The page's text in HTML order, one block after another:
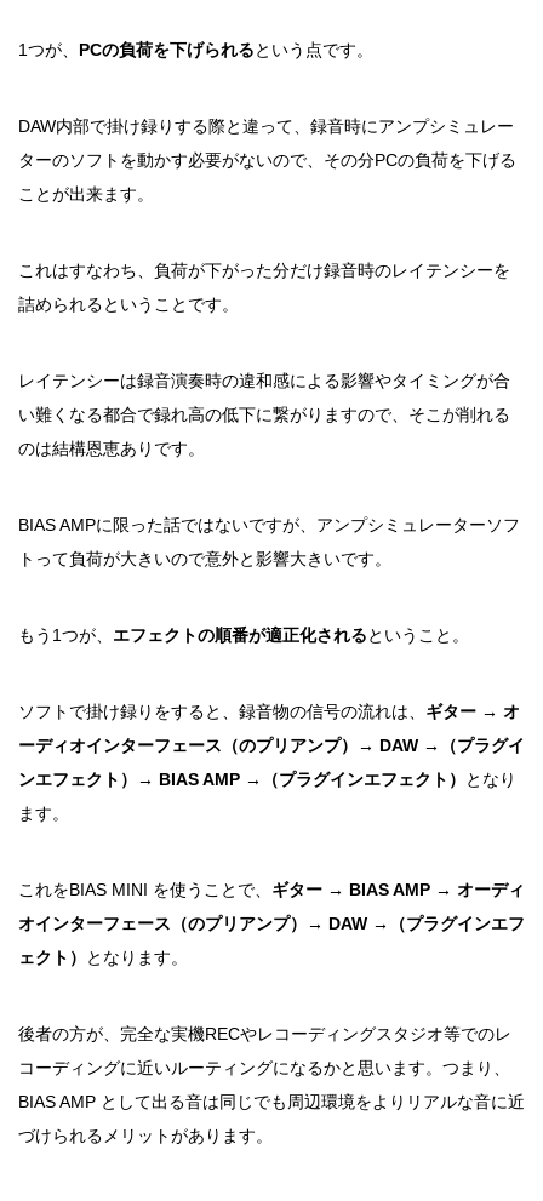
1つが、 PCの負荷を下げられるという点です。
DAW内部で掛け録りする際と違って、録音時にアンプシミュレー
ターのソフトを動かす必要がないので、その分PCの負荷を下げる
ことが出来ます。
これはすなわち、負荷が下がった分だけ録音時のレイテンシーを
詰められるということです。
レイテンシーは録音演奏時の違和感による影響やタイミングが合
い難くなる都合で録れ高の低下に繋がりますので、そこが削れる
のは結構恩恵ありです。
BIAS AMPに限った話ではないですが、アンプシミュレーターソフ
トって負荷が大きいので意外と影響大きいです。
もう1つが、 エフェクトの順番が適正化されるということ。
ソフトで掛け録りをすると、録音物の信号の流れは、 ギター → オ
ーディオインターフェース（のプリアンプ）
→ DAW →
（プラグイ
ンエフェクト）
→ BIAS AMP → （プラグインエフェクト）
となり
ます。
これをBIAS MINI を使うことで、 ギター → BIAS AMP → オーディ
オインターフェース（のプリアンプ）
→ DAW →
（プラグインエフ
ェクト）
となります。
後者の方が、完全な実機RECやレコーディングスタジオ等でのレ
コーディングに近いルーティングになるかと思います。つまり、
BIAS AMP として出る音は同じでも周辺環境をよりリアルな音に近
づけられるメリットがあります。